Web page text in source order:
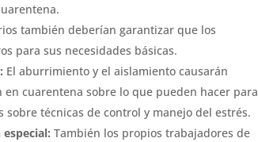
también deberían garantizar que los
para sus necesidades básicas.
El aburrimiento y el aislamiento causarán
cuarentena sobre lo que pueden hacer para
técnicas de control y manejo del estrés.
especial:También los propios trabajadores de